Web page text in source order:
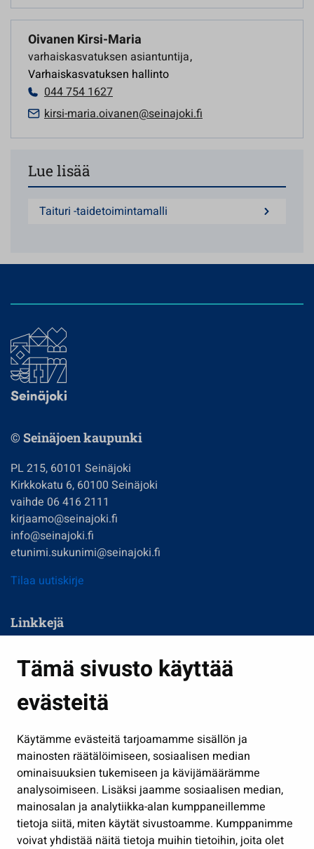
Tämä sivusto käyttää
evästeitä
Käytämme evästeitä tarjoamamme sisällön ja
mainosten räätälöimiseen, sosiaalisen median
ominaisuuksien tukemiseen ja kävijämäärämme
analysoimiseen. Lisäksi jaamme sosiaalisen median,
mainosalan ja analytiikka-alan kumppaneillemme
tietoja siitä, miten käytät sivustoamme. Kumppanimme
voivat yhdistää näitä tietoja muihin tietoihin, joita olet
Oivanen Kirsi-Maria
varhaiskasvatuksen asiantuntija,
Varhaiskasvatuksen hallinto
044 754 1627
kirsi-maria.oivanen@seinajoki.fi
Lue lisää
Taituri -taidetoimintamalli
© Seinäjoen kaupunki
PL 215, 60101 Seinäjoki
Kirkkokatu 6, 60100 Seinäjoki
vaihde 06 416 2111
kirjaamo@seinajoki.fi
info@seinajoki.fi
etunimi.sukunimi@seinajoki.fi
Tilaa uutiskirje
Linkkejä
Kasvatus ja opetus
Kulttuuri ja liikunta
Työ ja yrittäminen
Osallistu ja asioi
Näytä omat evästeasetukseni
Seuraa meitä